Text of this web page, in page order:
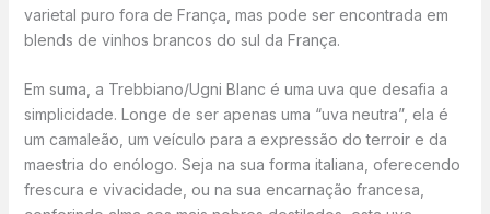
varietal puro fora de França, mas pode ser encontrada em
blends de vinhos brancos do sul da França.
Em suma, a Trebbiano/Ugni Blanc é uma uva que desafia a
simplicidade. Longe de ser apenas uma “uva neutra”, ela é
um camaleão, um veículo para a expressão do terroir e da
maestria do enólogo. Seja na sua forma italiana, oferecendo
frescura e vivacidade, ou na sua encarnação francesa,